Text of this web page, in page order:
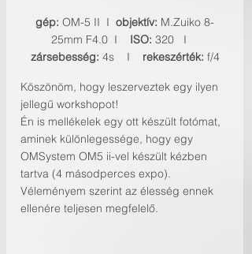
gép: OM-5 II  I objektív: M.Zuiko 8-
25mm F4.0  I ISO: 320   I
zársebesség: 4s    I rekeszérték: f/4
Köszönöm, hogy leszerveztek egy ilyen
jellegű workshopot!
Én is mellékelek egy ott készült fotómat,
aminek különlegessége, hogy egy
OMSystem OM5 ii-vel készült kézben
tartva (4 másodperces expo).
Véleményem szerint az élesség ennek
ellenére teljesen megfelelő.